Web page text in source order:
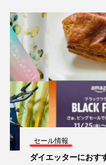
セール情報
ダイエッターにおす